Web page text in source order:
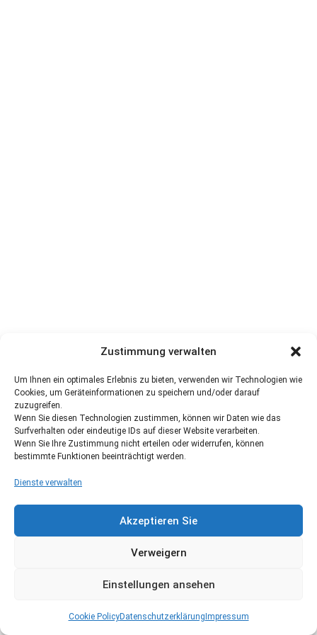
Zustimmung verwalten
Um Ihnen ein optimales Erlebnis zu bieten, verwenden wir Technologien wie
Cookies, um Geräteinformationen zu speichern und/oder darauf
zuzugreifen.
Wenn Sie diesen Technologien zustimmen, können wir Daten wie das
Surfverhalten oder eindeutige IDs auf dieser Website verarbeiten.
Wenn Sie Ihre Zustimmung nicht erteilen oder widerrufen, können
bestimmte Funktionen beeinträchtigt werden.
Dienste verwalten
Akzeptieren Sie
Verweigern
Einstellungen ansehen
Cookie PolicyDatenschutzerklärung Impressum